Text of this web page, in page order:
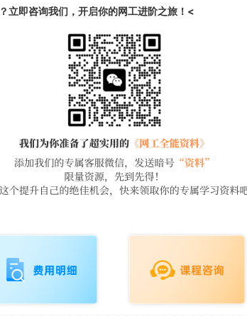
？立即咨询我们，开启你的网工进阶之旅 ！ <